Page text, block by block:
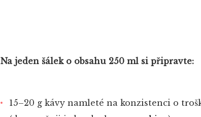
Na jeden šálek o obsahu 250 ml si připravte:
15–20 g kávy namleté na konzistenci o